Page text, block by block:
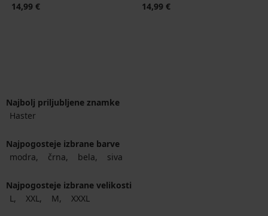
14,99 €
14,99 €
Najbolj priljubljene znamke
Haster
Najpogosteje izbrane barve
modra
črna bela siva
Najpogosteje izbrane velikosti
L
XXL M XXXL